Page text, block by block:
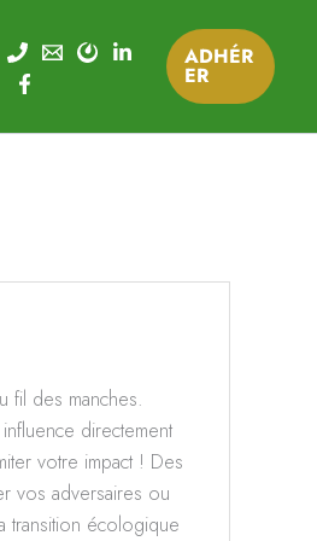
ADHÉR
ER
fil des manches.
directement
votre impact ! Des
vos adversaires ou
transition écologique